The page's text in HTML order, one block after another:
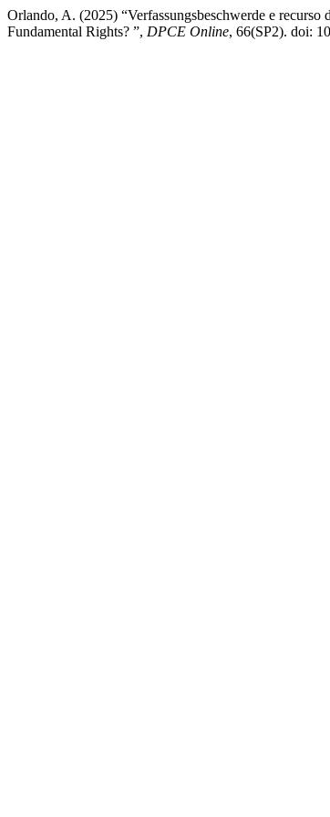
Orlando, A. (2025) “Verfassungsbeschwerde e
Fundamental Rights? ”, DPCE Online, 66(SP2). doi: